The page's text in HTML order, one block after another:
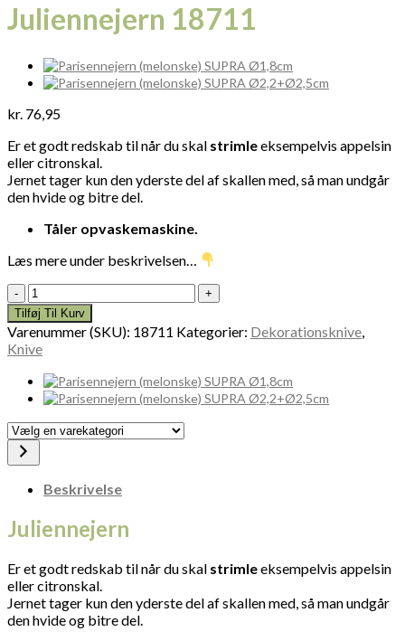
Juliennejern 18711
kr. 76,95
Er et godt redskab til når du skal strimleeksempelvis appelsin
eller citronskal.
Jernet tager kun den yderste del af skallen med, så man undgår
den hvide og bitre del.
Tåler opvaskemaskine.
Læs mere under beskrivelsen…
Juliennejern
18711
antal
Tilføj Til Kurv
Varenummer (SKU): 18711 Kategorier: Dekorationsknive,
Knive
Vælg
en
varekategori
Beskrivelse
Juliennejern
Er et godt redskab til når du skal strimleeksempelvis appelsin
eller citronskal.
Jernet tager kun den yderste del af skallen med, så man undgår
den hvide og bitre del.